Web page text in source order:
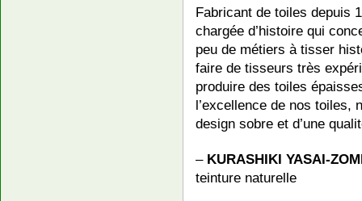
Fabricant de toiles depuis
chargée d’histoire qui
peu de métiers à tisser
faire de tisseurs très
produire des toiles
l’excellence de nos toiles,
design sobre et d’une
– KURASHIKI YASAI-
teinture naturelle